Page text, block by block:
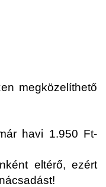
megközelíthető
havi 1.950 Ft-
eltérő, ezért